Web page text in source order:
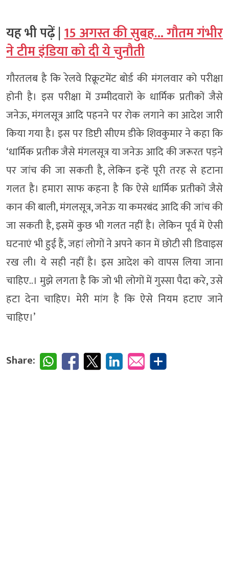
यह भी पढ़ें |15 अगस्त की सुबह… गौतम गंभीर
ने टीम इंडिया को दी ये चुनौती
गौरतलब है कि रेलवे रिक्रूटमेंट बोर्ड की मंगलवार को परीक्षा
होनी है। इस परीक्षा में उम्मीदवारों के धार्मिक प्रतीकों जैसे
जनेऊ, मंगलसूत्र आदि पहनने पर रोक लगाने का आदेश जारी
किया गया है। इस पर डिप्टी सीएम डीके शिवकुमार ने कहा कि
‘धार्मिक प्रतीक जैसे मंगलसूत्र या जनेऊ आदि की जरूरत पड़ने
पर जांच की जा सकती है, लेकिन इन्हें पूरी तरह से हटाना
गलत है। हमारा साफ कहना है कि ऐसे धार्मिक प्रतीकों जैसे
कान की बाली, मंगलसूत्र, जनेऊ या कमरबंद आदि की जांच की
जा सकती है, इसमें कुछ भी गलत नहीं है। लेकिन पूर्व में ऐसी
घटनाएं भी हुई हैं, जहां लोगों ने अपने कान में छोटी सी डिवाइस
रख ली। ये सही नहीं है। इस आदेश को वापस लिया जाना
चाहिए..। मुझे लगता है कि जो भी लोगों में गुस्सा पैदा करे, उसे
हटा देना चाहिए। मेरी मांग है कि ऐसे नियम हटाए जाने
चाहिए।’
Share: